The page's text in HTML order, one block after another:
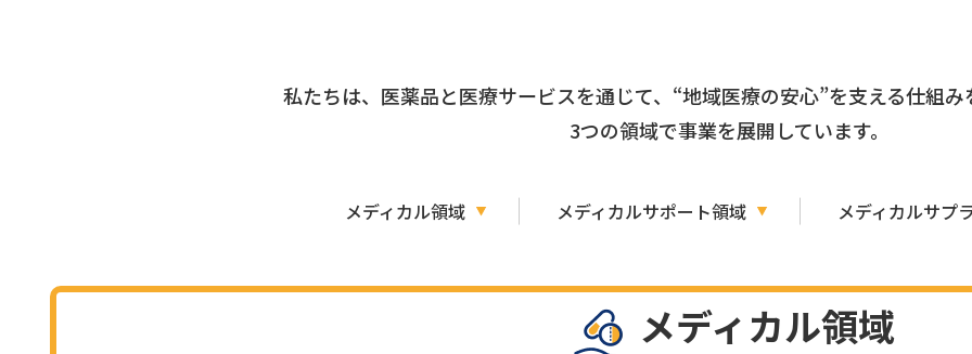
私たちは、医薬品と医療サービスを通じて、“地域医療の安心”を支える仕組
3つの領域で事業を展開しています。
メディカル領域 メディカルサポート領域 メディカルサプ
メディカル領域